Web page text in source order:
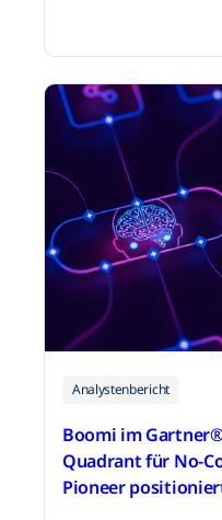
15. Juni 2026
Analystenbericht
Boomi im
Quadrant für No-
Pioneer